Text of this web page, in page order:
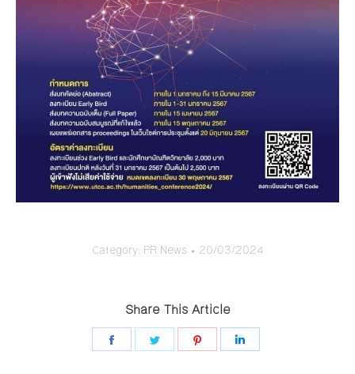
Category: PR News 20/03/2024
Share This Article
Share
Share
Share